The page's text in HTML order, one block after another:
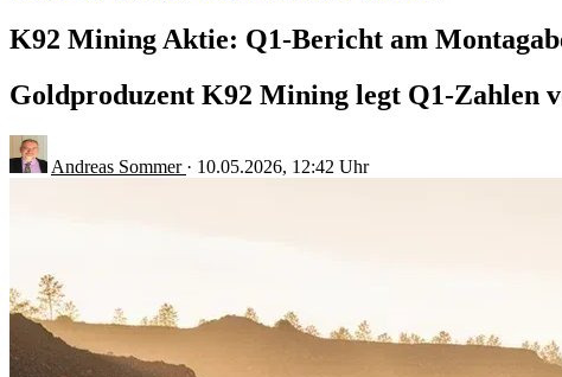
K92 Mining Aktie: Q1-Bericht am
Goldproduzent K92 Mining legt Q1-Zahlen
Andreas Sommer · 10.05.2026, 12:42 Uhr